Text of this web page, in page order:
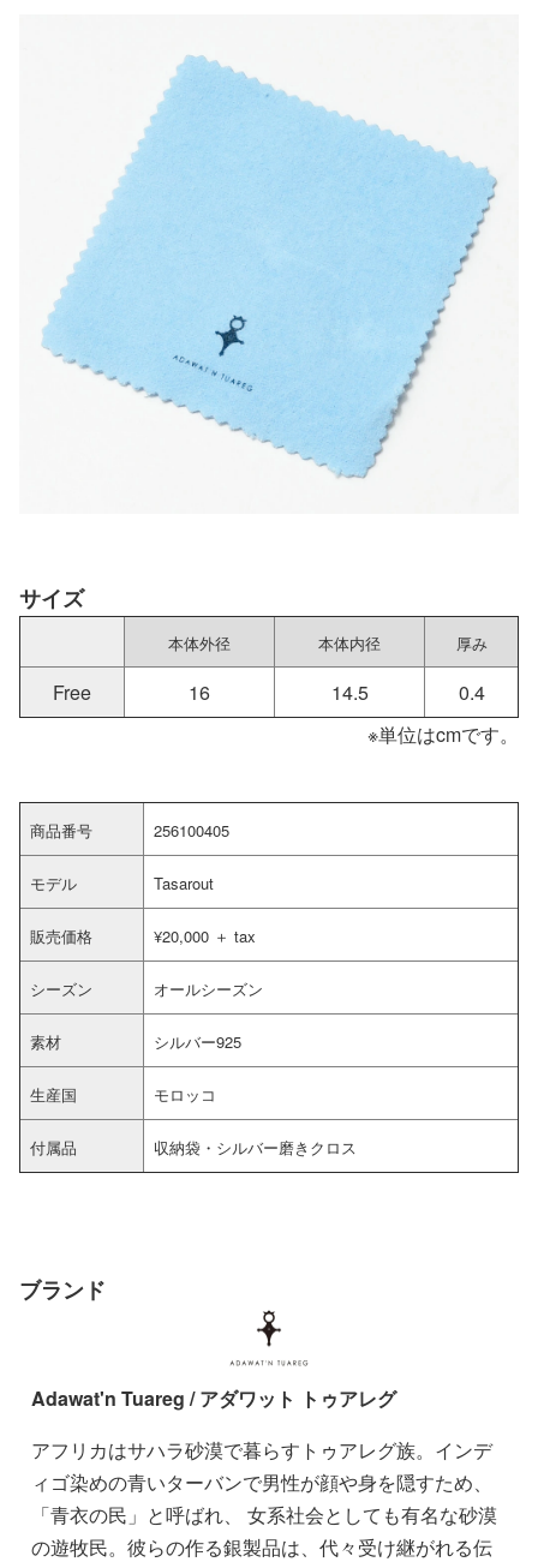
サイズ
本体外径 本体内径 厚み
Free 16 14.5
0.4
※単位はcmです。
商品番号 256100405
モデル Tasarout
販売価格 ¥20,000 ＋ tax
シーズン オールシーズン
素材 シルバー925
生産国 モロッコ
付属品 収納袋・シルバー磨きクロス
ブランド
Adawat'n Tuareg / アダワット トゥアレグ
アフリカはサハラ砂漠で暮らすトゥアレグ族。インデ
ィゴ染めの青いターバンで男性が顔や身を隠すため、
「青衣の民」と呼ばれ、 女系社会としても有名な砂漠
の遊牧民。彼らの作る銀製品は、代々受け継がれる伝